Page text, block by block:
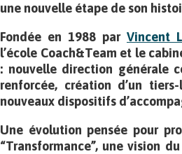
une nouvelle étape de son
Fondée en 1988 par Vincent
l’école Coach&Team et le
: nouvelle direction générale
renforcée, création d’un
nouveaux dispositifs
Une évolution pensée pour
“Transformance”, une vision